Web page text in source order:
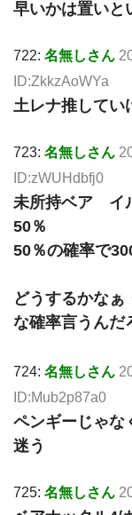
早いかは置いと
722: 名無しさん
ID:ZkkzAoWYa
土レナ推してい
723: 名無しさん
ID:zWUHdbfj0
未所持ベア
50％
50％の確率で
どうするかな
な確率言うんだ
724: 名無しさん
ID:Mub2p87a0
ペンギーじゃな
迷う
725: 名無しさん